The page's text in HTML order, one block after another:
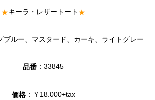
★キーラ・レザートート ★
ブルー、マスタード、カーキ、ライトグレー
品番 ：33845
価格：￥18.000+tax